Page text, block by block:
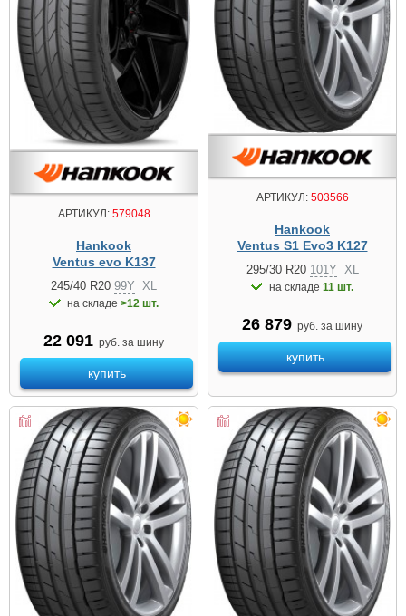
АРТИКУЛ:579048
Hankook
Ventus evo K137
245/40 R20 99Y XL
на складе >12 шт.
22 091 руб. за шину
купить
АРТИКУЛ:503566
Hankook
Ventus S1 Evo3 K127
295/30 R20 101Y XL
на складе 11 шт.
26 879 руб. за шину
купить